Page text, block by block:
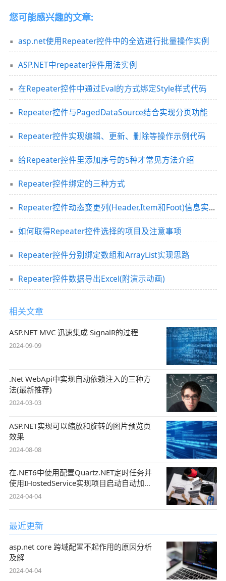
您可能感兴趣的文章:
asp.net使用Repeater控件中的全选进行批量操作实例
ASP.NET中repeater控件用法实例
在Repeater控件中通过Eval的方式绑定Style样式代码
Repeater控件与PagedDataSource结合实现分页功能
Repeater控件实现编辑、更新、删除等操作示例代码
给Repeater控件里添加序号的5种才常见方法介绍
Repeater控件绑定的三种方式
Repeater控件动态变更列(Header,Item和Foot)信息实现思路
如何取得Repeater控件选择的项目及注意事项
Repeater控件分别绑定数组和ArrayList实现思路
Repeater控件数据导出Excel(附演示动画)
相关文章
ASP.NET MVC 迅速集成 SignalR的过程
2024-09-09
.Net WebApi中实现自动依赖注入的三种方
法(最新推荐)
2024-03-03
ASP.NET实现可以缩放和旋转的图片预览页
效果
2024-08-08
在.NET6中使用配置Quartz.NET定时任务并
使用IHostedService实现项目启动自动加载
任务
2024-04-04
最近更新
asp.net core 跨域配置不起作用的原因分析
及解
2024-04-04